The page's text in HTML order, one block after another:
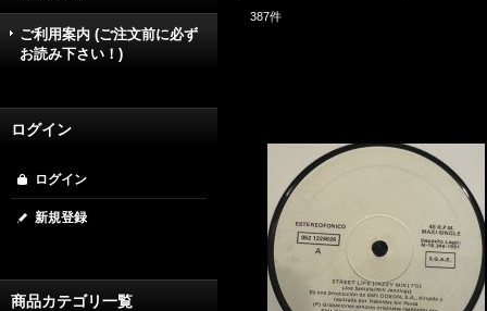
ご利用案内 (ご注文前に必ず
お読み下さい！)
ログイン
ログイン
新規登録
商品カテゴリ一覧
387件